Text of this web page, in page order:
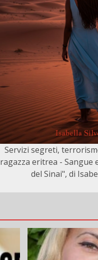
Servizi segreti,
ragazza eritrea - Sangue
del Sinai", di